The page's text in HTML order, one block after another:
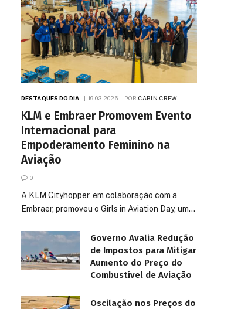
DESTAQUES DO DIA 19.03.2026 POR CABIN CREW
KLM e Embraer Promovem Evento
Internacional para
Empoderamento Feminino na
Aviação
0
A KLM Cityhopper, em colaboração com a
Embraer, promoveu o Girls in Aviation Day, um…
Governo Avalia Redução
de Impostos para Mitigar
Aumento do Preço do
Combustível de Aviação
Oscilação nos Preços do